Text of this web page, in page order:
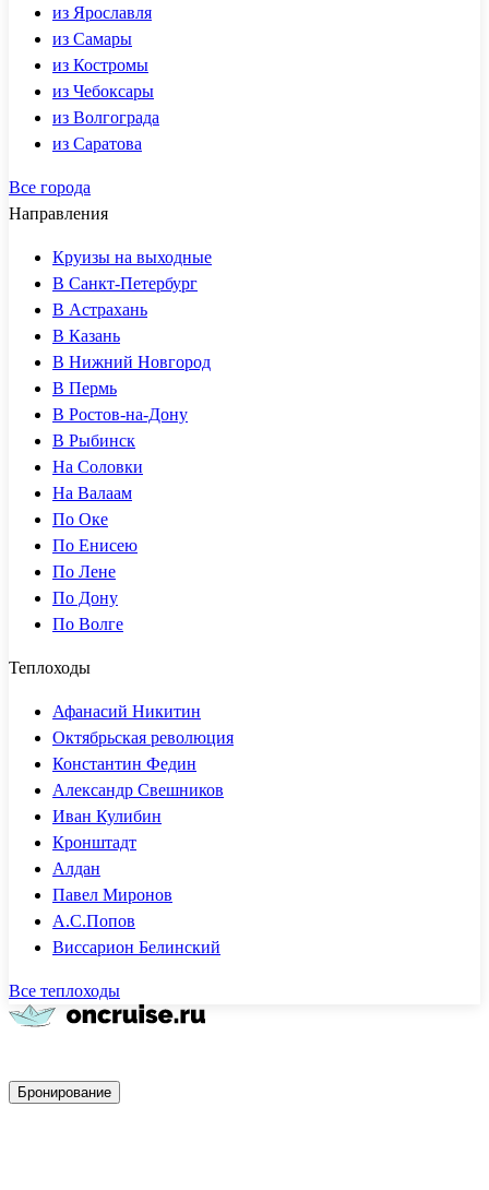
из Ярославля
из Самары
из Костромы
из Чебоксары
из Волгограда
из Саратова
Все города
Направления
Круизы на выходные
В Санкт-Петербург
В Астрахань
В Казань
В Нижний Новгород
В Пермь
В Ростов-на-Дону
В Рыбинск
На Соловки
На Валаам
По Оке
По Енисею
По Лене
По Дону
По Волге
Теплоходы
Афанасий Никитин
Октябрьская революция
Константин Федин
Александр Свешников
Иван Кулибин
Кронштадт
Алдан
Павел Миронов
А.С.Попов
Виссарион Белинский
Все теплоходы
Бронирование